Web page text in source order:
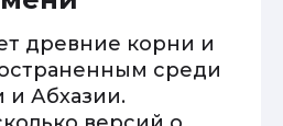
древние корни и
среди
и Абхазии.